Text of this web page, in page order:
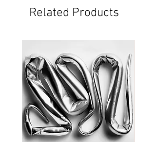
Related Products